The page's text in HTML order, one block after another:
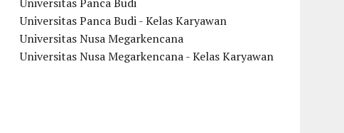
Universitas Panca Budi - Kelas Karyawan
Universitas Nusa Megarkencana
Universitas Nusa Megarkencana - Kelas Karyawan